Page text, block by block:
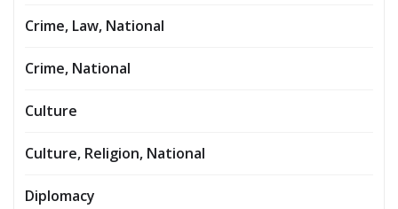
Crime, Law, National
Crime, National
Culture
Culture, Religion, National
Diplomacy